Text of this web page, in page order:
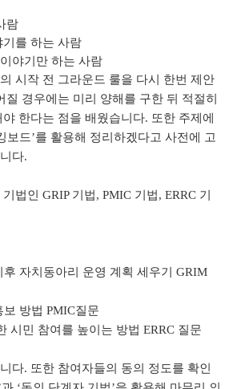
람
를 하는 사람
야기만 하는 사람
시작 전 그라운드 룰을 다시 한번 제안
질 경우에는 미리 양해를 구한 뒤 적절히
한다는 점을 배웠습니다. 또한 주제에
보드’를 활용해 정리하겠다고 사전에 고
다.
법인 GRIP 기법, PMIC 기법, ERRC 기
자치동아리 운영 계획 세우기 GRIM
보 방법 PMIC질문
시민 참여를 높이는 방법 ERRC 질문
다. 또한 참여자들의 동의 정도를 확인